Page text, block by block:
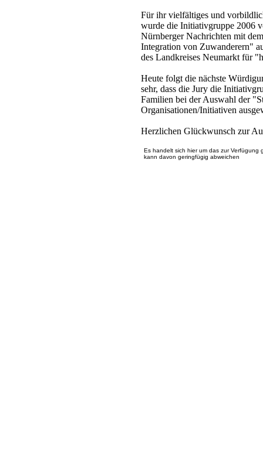
Für ihr vielfältiges und
wurde die Initiativgruppe 2006
Nürnberger Nachrichten mit
Integration von Zuwanderern"
des Landkreises Neumarkt für
Heute folgt die nächste
sehr, dass die Jury die
Familien bei der Auswahl der
Organisationen/Initiativen
Herzlichen Glückwunsch zur
Es handelt sich hier um das zur Verfügung
kann davon geringfügig abweichen